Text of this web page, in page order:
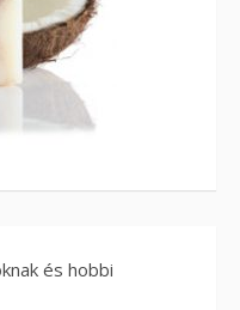
és hobbi